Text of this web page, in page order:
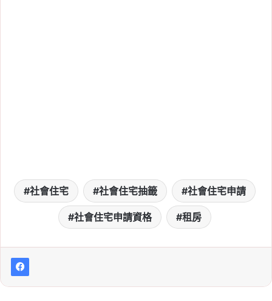
社會住宅 社會住宅抽籤 社會住宅申請
社會住宅申請資格 租房